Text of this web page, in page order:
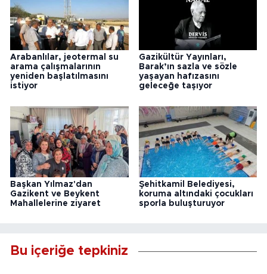
Arabanlılar, jeotermal su
arama çalışmalarının
yeniden başlatılmasını
istiyor
Gazikültür Yayınları,
Barak’ın sazla ve sözle
yaşayan hafızasını
geleceğe taşıyor
Başkan Yılmaz'dan
Gazikent ve Beykent
Mahallelerine ziyaret
Şehitkamil Belediyesi,
koruma altındaki çocukları
sporla buluşturuyor
Bu içeriğe tepkiniz